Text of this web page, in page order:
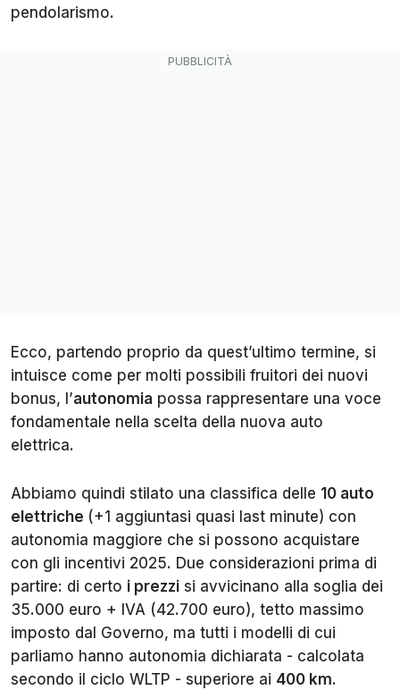
pendolarismo.
Ecco, partendo proprio da quest’ultimo termine, si
intuisce come per molti possibili fruitori dei nuovi
bonus, l’autonomia possa rappresentare una voce
fondamentale nella scelta della nuova auto
elettrica.
Abbiamo quindi stilato una classifica delle 10 auto
elettriche (+1 aggiuntasi quasi last minute) con
autonomia maggiore che si possono acquistare
con gli incentivi 2025. Due considerazioni prima di
partire: di certo i prezzi si avvicinano alla soglia dei
35.000 euro + IVA (42.700 euro), tetto massimo
imposto dal Governo, ma tutti i modelli di cui
parliamo hanno autonomia dichiarata - calcolata
secondo il ciclo WLTP - superiore ai 400 km.